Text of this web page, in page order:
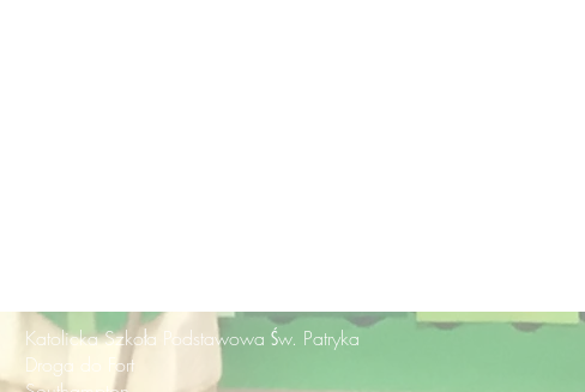
Katolicka Szkoła Podstawowa Św. Patryka
Droga do Fort